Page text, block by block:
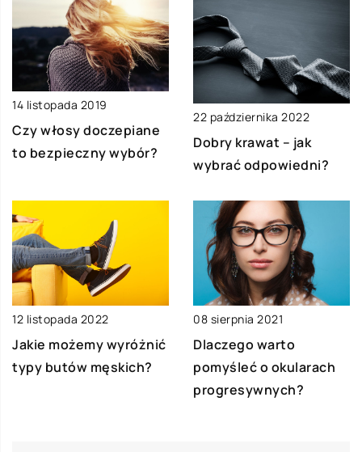
14 listopada 2019
Czy włosy doczepiane
to bezpieczny wybór?
22 października 2022
Dobry krawat – jak
wybrać odpowiedni?
12 listopada 2022
Jakie możemy wyróżnić
typy butów męskich?
08 sierpnia 2021
Dlaczego warto
pomyśleć o okularach
progresywnych?